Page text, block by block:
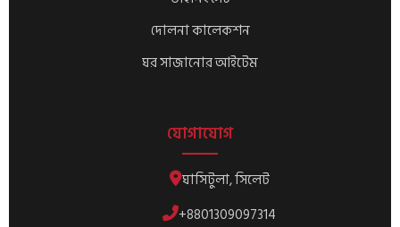
দোলনা কালেকশন
ঘর সাজানোর আইটেম
যোগাযোগ
ঘাসিটুলা, সিলেট
+8801309097314